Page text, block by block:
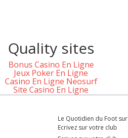
Quality sites
Bonus Casino En Ligne
Jeux Poker En Ligne
Casino En Ligne Neosurf
Site Casino En Ligne
Le Quotidien du Foot sur
Ecrivez sur votre club